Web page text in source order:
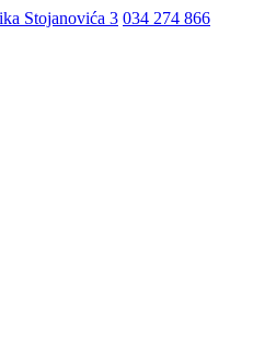
Stojanovića 3 034 274 866